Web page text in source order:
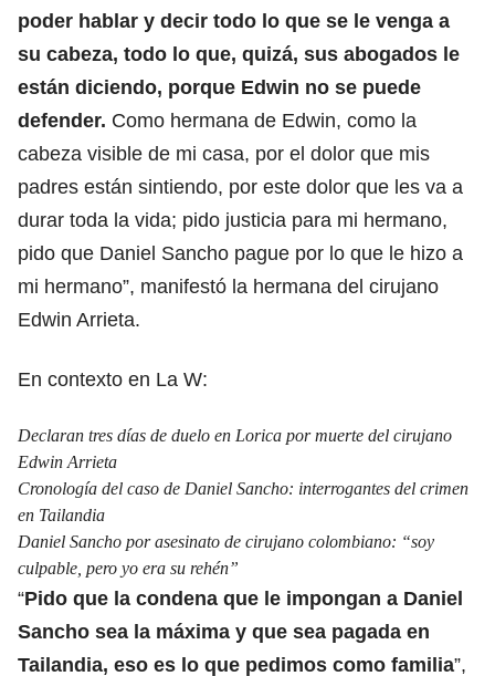
poder hablar y decir todo lo que se le venga a
su cabeza, todo lo que, quizá, sus abogados le
están diciendo, porque Edwin no se puede
defender. Como hermana de Edwin, como la
cabeza visible de mi casa, por el dolor que mis
padres están sintiendo, por este dolor que les va a
durar toda la vida; pido justicia para mi hermano,
pido que Daniel Sancho pague por lo que le hizo a
mi hermano”, manifestó la hermana del cirujano
Edwin Arrieta.
En contexto en La W:
Declaran tres días de duelo en Lorica por muerte del cirujano
Edwin Arrieta
Cronología del caso de Daniel Sancho: interrogantes del crimen
en Tailandia
Daniel Sancho por asesinato de cirujano colombiano: “soy
culpable, pero yo era su rehén”
“Pido que la condena que le impongan a Daniel
Sancho sea la máxima y que sea pagada en
Tailandia, eso es lo que pedimos como familia”,